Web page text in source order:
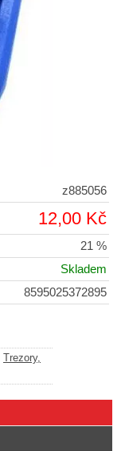
z885056
12,00 Kč
21 %
Skladem
8595025372895
Trezory,